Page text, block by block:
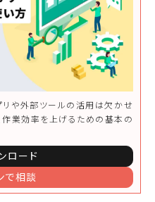
や外部ツールの活用は欠かせ
作業効率を上げるための基本の
ロード
で相談